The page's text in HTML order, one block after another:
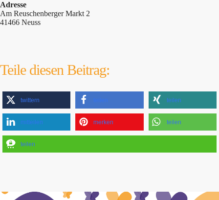
Adresse
Am Reuschenberger Markt 2
41466 Neuss
Teile diesen Beitrag:
twittern teilen teilen
mitteilen merken teilen
teilen